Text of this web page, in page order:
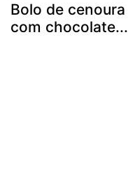
Bolo de cenoura
com chocolate...